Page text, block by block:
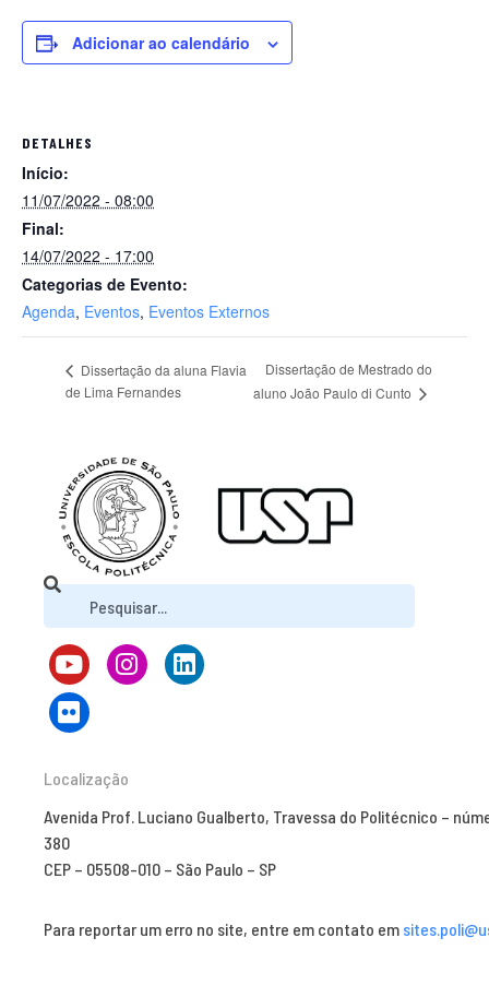
Adicionar ao calendário
DETALHES
Início:
11/07/2022 - 08:00
Final:
14/07/2022 - 17:00
Categorias de Evento:
Agenda, Eventos, Eventos Externos
Dissertação da aluna Flavia
de Lima Fernandes
Dissertação de Mestrado do
aluno João Paulo di Cunto
Localização
Avenida Prof. Luciano Gualberto, Travessa do Politécnico –
380
CEP – 05508-010 – São Paulo – SP
Para reportar um erro no site, entre em contato em